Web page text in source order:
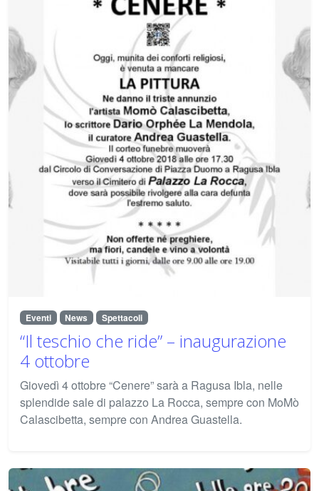
Eventi News Spettacoli
“Il teschio che ride” – inaugurazione
4 ottobre
Giovedì 4 ottobre “Cenere” sarà a Ragusa Ibla, nelle
splendide sale di palazzo La Rocca, sempre con MoMò
Calascibetta, sempre con Andrea Guastella.